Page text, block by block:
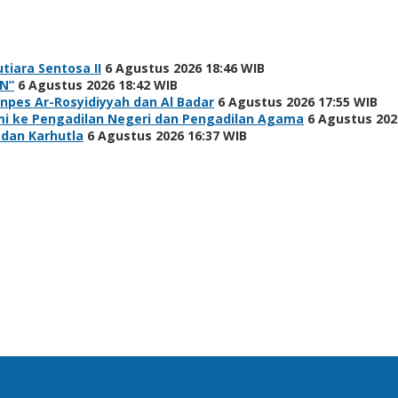
Sentosa II 6 Agustus 2026 18:46 WIB
6 Agustus 2026 18:42 WIB
Ar-Rosyidiyyah dan Al Badar 6 Agustus 2026 17:55 WIB
Pengadilan Negeri dan Pengadilan Agama 6 Agustus
Karhutla 6 Agustus 2026 16:37 WIB